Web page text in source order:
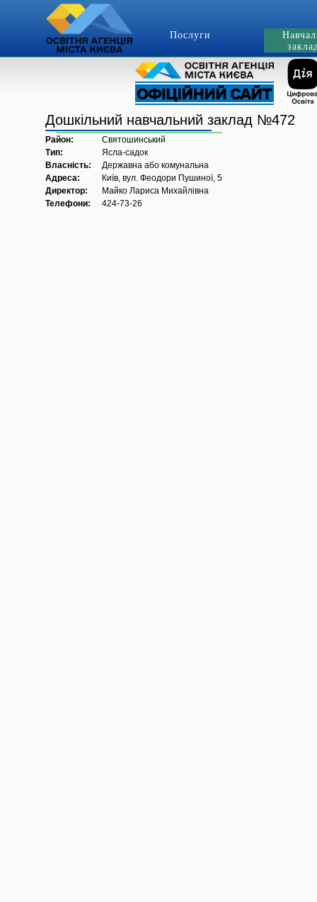
Послуги
Дошкільний навчальний заклад №472
Район:
Святошинський
Тип:
Ясла-садок
Власність:
Державна або комунальна
Адреса:
Київ, вул. Феодори Пушиної, 5
Директор:
Майко Лариса Михайлівна
Телефони:
424-73-26